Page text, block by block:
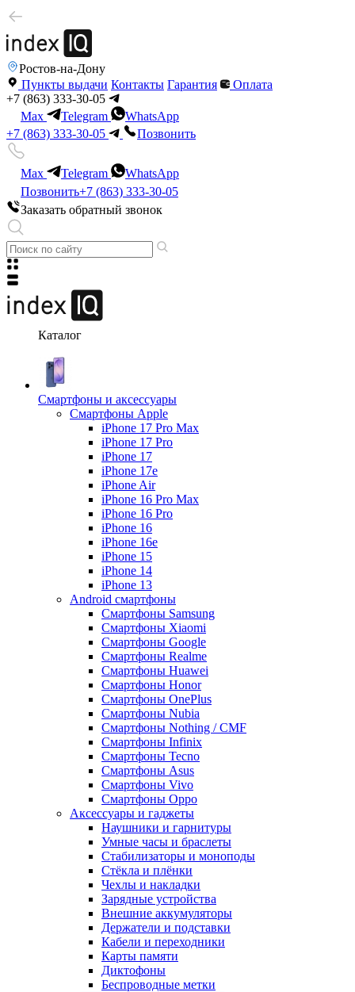
Ростов-на-Дону
Пункты выдачи Контакты Гарантия
Оплата
+7 (863) 333-30-05
Max
Telegram
WhatsApp
+7 (863) 333-30-05
Позвонить
Max Telegram
WhatsApp
Позвонить+7 (863) 333-30-05
Заказать обратный звонок
Каталог
Смартфоны и аксессуары
Смартфоны Apple
iPhone 17 Pro Max
iPhone 17 Pro
iPhone 17
iPhone 17e
iPhone Air
iPhone 16 Pro Max
iPhone 16 Pro
iPhone 16
iPhone 16e
iPhone 15
iPhone 14
iPhone 13
Android cмартфоны
Смартфоны Samsung
Смартфоны Xiaomi
Смартфоны Google
Смартфоны Realme
Смартфоны Huawei
Смартфоны Honor
Смартфоны OnePlus
Смартфоны Nubia
Смартфоны Nothing / CMF
Смартфоны Infinix
Смартфоны Tecno
Смартфоны Asus
Смартфоны Vivo
Смартфоны Oppo
Аксессуары и гаджеты
Наушники и гарнитуры
Умные часы и браслеты
Стабилизаторы и моноподы
Стёкла и плёнки
Чехлы и накладки
Зарядные устройства
Внешние аккумуляторы
Держатели и подставки
Кабели и переходники
Карты памяти
Диктофоны
Беспроводные метки